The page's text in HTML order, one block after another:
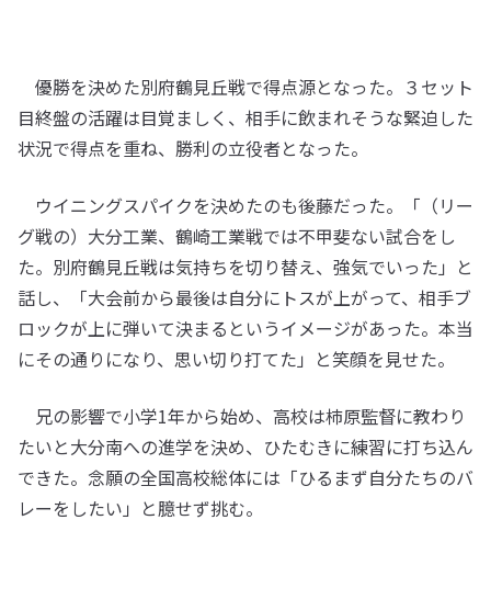
優勝を決めた別府鶴見丘戦で得点源となった。３セット
目終盤の活躍は目覚ましく、相手に飲まれそうな緊迫した
状況で得点を重ね、勝利の立役者となった。
ウイニングスパイクを決めたのも後藤だった。「（リー
グ戦の）大分工業、鶴崎工業戦では不甲斐ない試合をし
た。別府鶴見丘戦は気持ちを切り替え、強気でいった」と
話し、「大会前から最後は自分にトスが上がって、相手ブ
ロックが上に弾いて決まるというイメージがあった。本当
にその通りになり、思い切り打てた」と笑顔を見せた。
兄の影響で小学1年から始め、高校は柿原監督に教わり
たいと大分南への進学を決め、ひたむきに練習に打ち込ん
できた。念願の全国高校総体には「ひるまず自分たちのバ
レーをしたい」と臆せず挑む。